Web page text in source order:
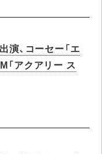
、コーセー「エ
「アクアリー ス